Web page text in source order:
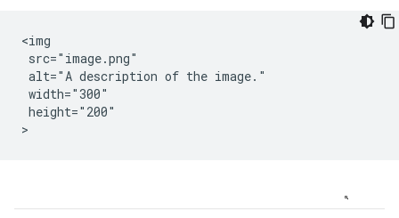
<img
src="image.png"
alt="A description of the image."
width="300"
height="200"